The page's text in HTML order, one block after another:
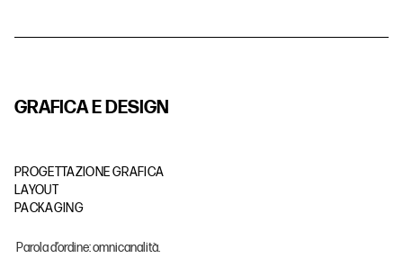
GRAFICAEDESIGN
PROGETTAZIONE GRAFICA
LAYOUT
PACKAGING
Parola d’ordine: omnicanalità.